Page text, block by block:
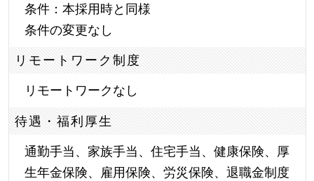
条件：本採用時と同様
条件の変更なし
リモートワーク制度
リモートワークなし
待遇・福利厚生
通勤手当、家族手当、住宅手当、健康保険、厚
生年金保険、雇用保険、労災保険、退職金制度